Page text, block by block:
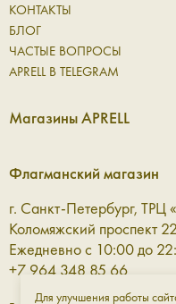
КОНТАКТЫ
БЛОГ
ЧАСТЫЕ ВОПРОСЫ
APRELL В TELEGRAM
Магазины APRELL
Флагманский магазин
г. Санкт-Петербург, ТРЦ
Коломяжский проспект
Ежедневно с 10:00 до
+7 964 348 85 66
Для улучшения работы